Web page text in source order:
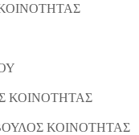
ΚΟΙΝΟΤΗΤΑΣ
ΚΟΙΝΟΤΗΤΑΣ